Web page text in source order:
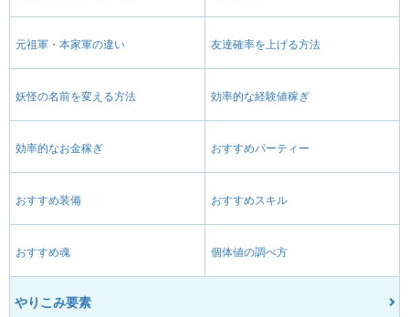
元祖軍・本家軍の違い 友達確率を上げる方法
妖怪の名前を変える方法 効率的な経験値稼ぎ
効率的なお金稼ぎ おすすめパーティー
おすすめ装備 おすすめスキル
おすすめ魂 個体値の調べ方
やりこみ要素